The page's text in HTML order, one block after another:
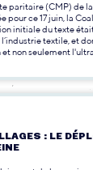
paritaire (CMP) de
pour ce 17 juin, la
initiale du texte
textile, et
non seulement
: LE